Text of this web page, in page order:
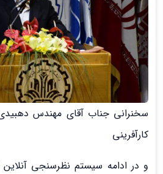
سخنرانی جناب آقای مهندس
کارآفرینی
و در ادامه سیستم نظرسنجی